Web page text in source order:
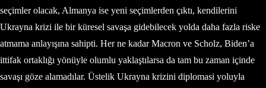
seçimler olacak, Almanya ise yeni seçimlerden çıktı, kendilerini
Ukrayna krizi ile bir küresel savaşa gidebilecek yolda daha fazla riske
atmama anlayışına sahipti. Her ne kadar Macron ve Scholz, Biden’a
ittifak ortaklığı yönüyle olumlu yaklaştılarsa da tam bu zaman içinde
savaşı göze alamadılar. Üstelik Ukrayna krizini diplomasi yoluyla